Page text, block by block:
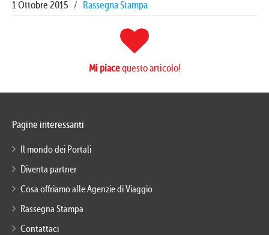
1 Ottobre 2015 / Rassegna Stampa
Mi piacequesto articolo!
Pagine interessanti
Il mondo dei Portali
Diventa partner
Cosa offriamo alle Agenzie di Viaggio
Rassegna Stampa
Contattaci